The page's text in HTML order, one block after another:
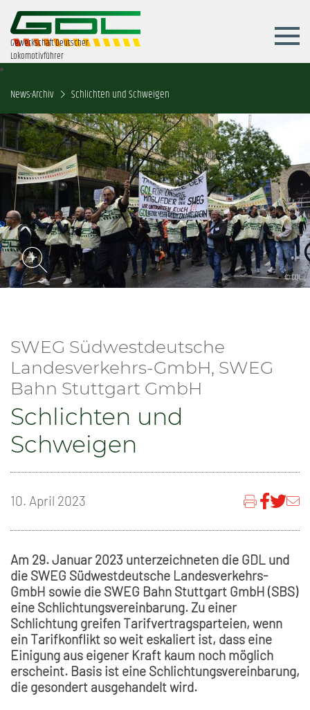
Gewerkschaft Deutscher
Lokomotivführer
News-Archiv Schlichten und Schweigen
SWEG Südwestdeutsche
Landesverkehrs-GmbH, SWEG
Bahn Stuttgart GmbH
Schlichten und
Schweigen
10. April 2023
Am 29. Januar 2023 unterzeichneten die GDL und
die SWEG Südwestdeutsche Landesverkehrs-
GmbH sowie die SWEG Bahn Stuttgart GmbH (SBS)
eine Schlichtungsvereinbarung. Zu einer
Schlichtung greifen Tarifvertragsparteien, wenn
ein Tarifkonflikt so weit eskaliert ist, dass eine
Einigung aus eigener Kraft kaum noch möglich
erscheint. Basis ist eine Schlichtungsvereinbarung,
die gesondert ausgehandelt wird.